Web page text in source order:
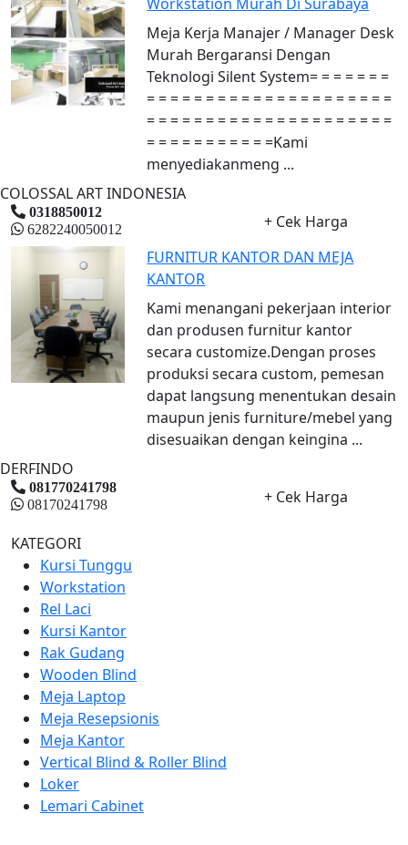
Meja Kerja Manajer / Manager Desk
Murah Bergaransi Dengan
Teknologi Silent System= = = = = = =
= = = = = = = = = = = = = = = = = = = = =
= = = = = = = = = = = = = = = = = = = = =
= = = = = = = = = = =Kami
menyediakanmeng ...
COLOSSAL ART INDONESIA
0318850012
6282240050012
+ Cek Harga
FURNITUR KANTOR DAN MEJA
KANTOR
Kami menangani pekerjaan interior
dan produsen furnitur kantor
secara customize.Dengan proses
produksi secara custom, pemesan
dapat langsung menentukan desain
maupun jenis furniture/mebel yang
disesuaikan dengan keingina ...
DERFINDO
081770241798
08170241798
+ Cek Harga
KATEGORI
Kursi Tunggu
Workstation
Rel Laci
Kursi Kantor
Rak Gudang
Wooden Blind
Meja Laptop
Meja Resepsionis
Meja Kantor
Vertical Blind & Roller Blind
Loker
Lemari Cabinet